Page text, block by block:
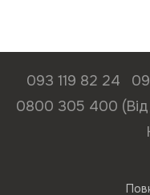
093 119 82 24
0800 305 400